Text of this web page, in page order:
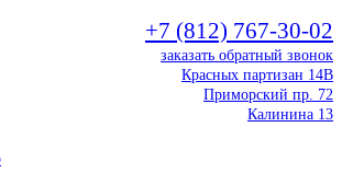
+7 (812) 767-30-02
заказать обратный звонок
Красных партизан 14В
Приморский пр. 72
Калинина 13